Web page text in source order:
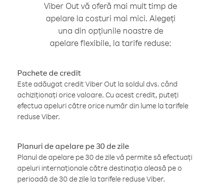
Viber Out vă oferă mai mult timp de
apelare la costuri mai mici. Alegeți
una din opțiunile noastre de
apelare flexibile, la tarife reduse:
Pachete de credit
Este adăugat credit Viber Out la soldul dvs. când
achiziționați orice valoare. Cu acest credit, puteți
efectua apeluri către orice număr din lume la tarifele
reduse Viber.
Planuri de apelare pe 30 de zile
Planul de apelare pe 30 de zile vă permite să efectuați
apeluri internaționale către destinația aleasă pe o
perioadă de 30 de zile la tarifele reduse Viber.